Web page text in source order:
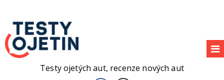
Testy ojetých aut, recenze nových aut